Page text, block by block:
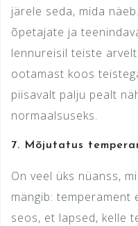
järele seda, mida
õpetajate ja
lennureisil teiste
ootamast koos
piisavalt palju pealt
normaalsuseks.
7. Mõjutatus
On veel üks nüanss,
mängib: temperament
seos, et lapsed, kelle